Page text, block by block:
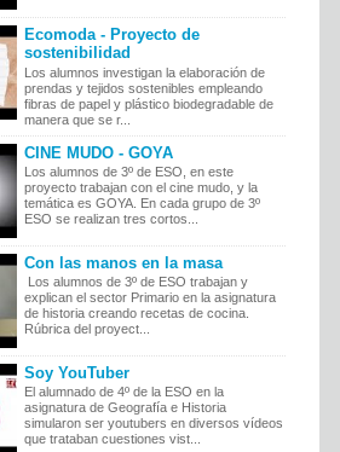
Ecomoda - Proyecto de
sostenibilidad
Los alumnos investigan la elaboración de
prendas y tejidos sostenibles empleando
fibras de papel y plástico biodegradable de
manera que se r...
CINE MUDO - GOYA
Los alumnos de 3º de ESO, en este
proyecto trabajan con el cine mudo, y la
temática es GOYA. En cada grupo de 3º
ESO se realizan tres cortos...
Con las manos en la masa
Los alumnos de 3º de ESO trabajan y
explican el sector Primario en la asignatura
de historia creando recetas de cocina.
Rúbrica del proyect...
Soy YouTuber
El alumnado de 4º de la ESO en la
asignatura de Geografía e Historia
simularon ser youtubers en diversos vídeos
que trataban cuestiones vist...